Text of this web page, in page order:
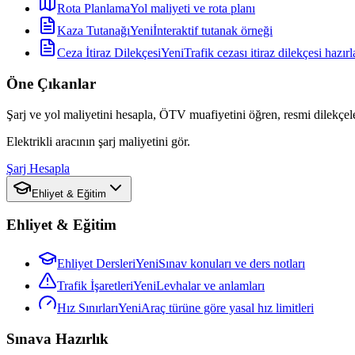
Rota PlanlamaYol maliyeti ve rota planı
Kaza TutanağıYeniİnteraktif tutanak örneği
Ceza İtiraz DilekçesiYeniTrafik cezası itiraz dilekçesi
Öne Çıkanlar
Şarj ve yol maliyetini hesapla, ÖTV muafiyetini öğren, resmi
Elektrikli aracının şarj maliyetini gör.
Şarj Hesapla
Ehliyet & Eğitim
Ehliyet & Eğitim
Ehliyet DersleriYeniSınav konuları ve ders notları
Trafik İşaretleriYeniLevhalar ve anlamları
Hız SınırlarıYeniAraç türüne göre yasal hız limitleri
Sınava Hazırlık